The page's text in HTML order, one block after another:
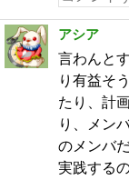
アシア
言わんと
り有益そ
たり、計
り、メン
のメンバ
実践する